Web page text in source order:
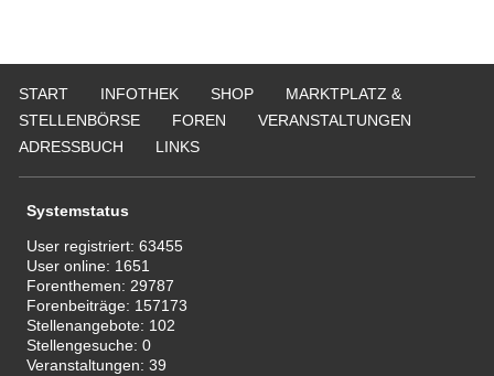
START INFOTHEK SHOP
MARKTPLATZ &
STELLENBÖRSE
FOREN
VERANSTALTUNGEN
ADRESSBUCH
LINKS
Systemstatus
User registriert:63455
User online: 1651
Forenthemen: 29787
Forenbeiträge: 157173
Stellenangebote: 102
Stellengesuche:0
Veranstaltungen:39